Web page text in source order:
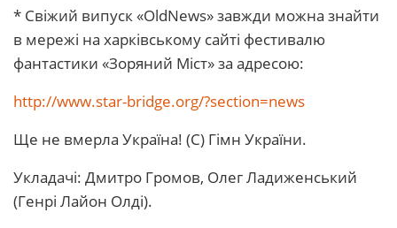
* Свіжий випуск «OldNews» завжди можна знайти
в мережі на харківському сайті фестивалю
фантастики «Зоряний Міст» за адресою:
http://www.star-bridge.org/?section=news
Ще не вмерла Україна! (С) Гімн України.
Укладачі: Дмитро Громов, Олег Ладиженський
(Генрі Лайон Олді).